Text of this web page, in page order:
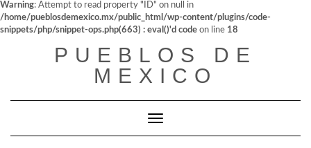
Warning: Attempt to read property "ID" on null in
/home/pueblosdemexico.mx/public_html/wp-content/plugins/code-
snippets/php/snippet-ops.php(663) : eval()'d code on line 18
PUEBLOS DE
MEXICO
Cambiar modo de navegación